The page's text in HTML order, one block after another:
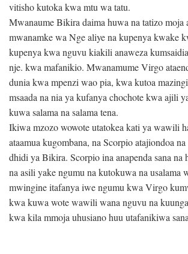
vitisho kutoka kwa mtu wa tatu.
Mwanaume Bikira daima huwa na tatizo moja
mwanamke wa Nge aliye na kupenya kwake
kupenya kwa nguvu kiakili anaweza
nje. kwa mafanikio. Mwanamume Virgo
dunia kwa mpenzi wao pia, kwa kutoa
msaada na nia ya kufanya chochote kwa ajili
kuwa salama na salama tena.
Ikiwa mzozo wowote utatokea kati ya wawili
ataamua kugombana, na Scorpio atajiondoa
dhidi ya Bikira. Scorpio ina anapenda sana na
na asili yake ngumu na kutokuwa na usalama
mwingine itafanya iwe ngumu kwa Virgo
kwa kuwa wote wawili wana nguvu na
kwa kila mmoja uhusiano huu utafanikiwa